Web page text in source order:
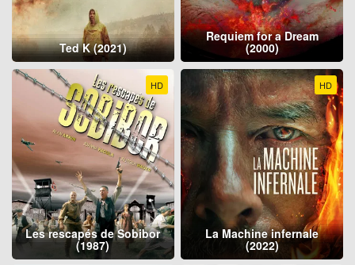
Ted K (2021)
Requiem for a Dream
(2000)
HD
Les rescapés de Sobibor
(1987)
HD
La Machine infernale
(2022)